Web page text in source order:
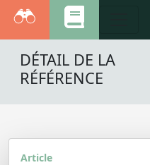
DÉTAIL DE LA
RÉFÉRENCE
Article